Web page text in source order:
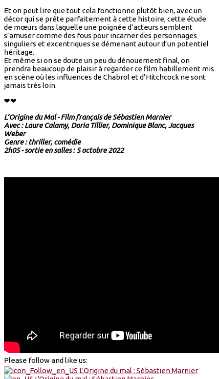
Et on peut lire que tout cela fonctionne plutôt bien, avec un
décor qui se prête parfaitement à cette histoire, cette étude
de mœurs dans laquelle une poignée d’acteurs semblent
s’amuser comme des fous pour incarner des personnages
singuliers et excentriques se démenant autour d’un potentiel
héritage.
Et même si on se doute un peu du dénouement final, on
prendra beaucoup de plaisir à regarder ce film habillement mis
en scène où les influences de Chabrol et d’Hitchcock ne sont
jamais très loin.
❤❤
L’Origine du Mal - Film français de Sébastien Marnier
Avec : Laure Calamy, Doria Tillier, Dominique Blanc, Jacques
Weber
Genre : thriller, comédie
2h05 - sortie en salles : 5 octobre 2022
Please follow and like us: